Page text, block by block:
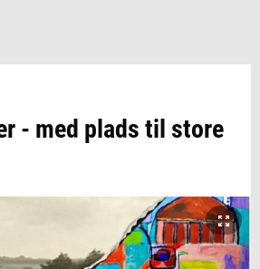
- med plads til store